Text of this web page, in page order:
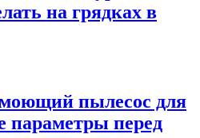
на грядках в
пылесос для
параметры перед